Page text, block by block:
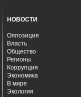
НОВОСТИ
Оппозиция
Власть
Общество
Регионы
Коррупция
Экономика
В мире
Экология